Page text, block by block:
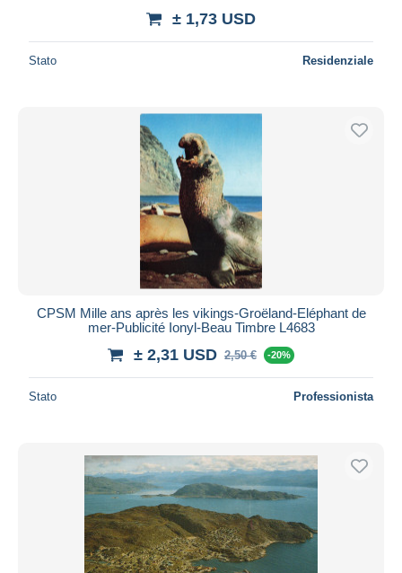
± 1,73 USD
Stato Residenziale
CPSM Mille ans après les vikings-Groëland-Eléphant de
mer-Publicité Ionyl-Beau Timbre L4683
± 2,31 USD 2,50 € -20%
Stato Professionista